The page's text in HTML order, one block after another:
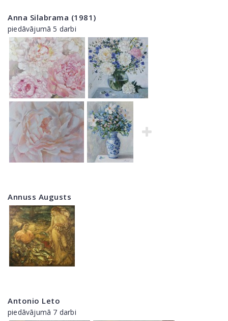
Anna Silabrama (1981)
piedāvājumā 5 darbi
Annuss Augusts
Antonio Leto
piedāvājumā 7 darbi